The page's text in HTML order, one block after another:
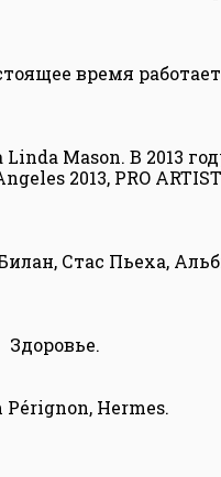
время
Mason. В 2013
2013, PRO
Стас Пьеха,
Pérignon, Hermes.